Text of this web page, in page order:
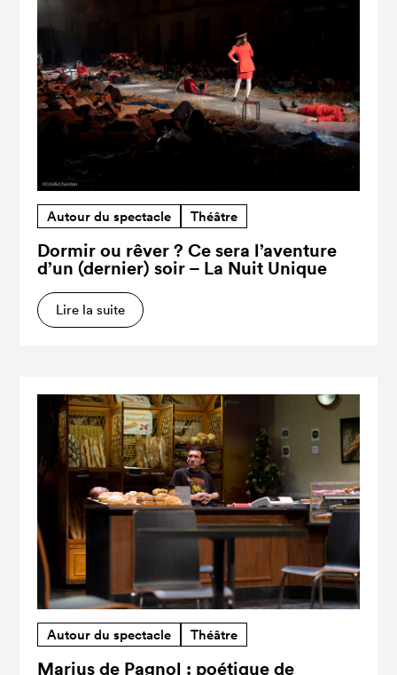
Autour du spectacle Théâtre
Dormir ou rêver ? Ce sera l’aventure
d’un (dernier) soir – La Nuit Unique
Lire la suite
Autour du spectacle Théâtre
Marius de Pagnol : poétique de